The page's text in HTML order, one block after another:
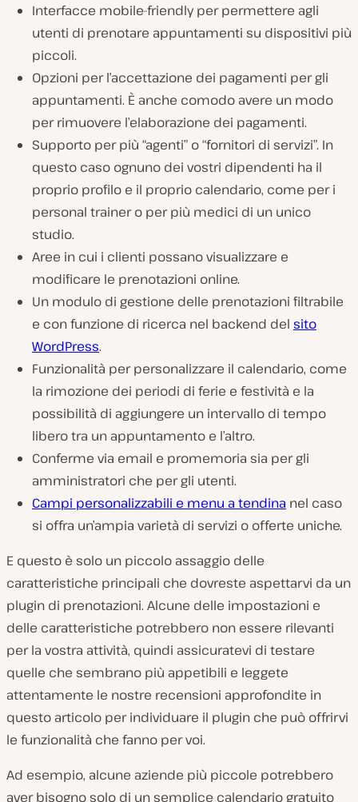
Interfacce mobile-friendly per permettere agli
utenti di prenotare appuntamenti su dispositivi più
piccoli.
Opzioni per l’accettazione dei pagamenti per gli
appuntamenti. È anche comodo avere un modo
per rimuovere l’elaborazione dei pagamenti.
Supporto per più “agenti” o “fornitori di servizi”. In
questo caso ognuno dei vostri dipendenti ha il
proprio profilo e il proprio calendario, come per i
personal trainer o per più medici di un unico
studio.
Aree in cui i clienti possano visualizzare e
modificare le prenotazioni online.
Un modulo di gestione delle prenotazioni filtrabile
e con funzione di ricerca nel backend del sito
WordPress.
Funzionalità per personalizzare il calendario, come
la rimozione dei periodi di ferie e festività e la
possibilità di aggiungere un intervallo di tempo
libero tra un appuntamento e l’altro.
Conferme via email e promemoria sia per gli
amministratori che per gli utenti.
Campi personalizzabili e menu a tendina nel caso
si offra un’ampia varietà di servizi o offerte uniche.
E questo è solo un piccolo assaggio delle
caratteristiche principali che dovreste aspettarvi da un
plugin di prenotazioni. Alcune delle impostazioni e
delle caratteristiche potrebbero non essere rilevanti
per la vostra attività, quindi assicuratevi di testare
quelle che sembrano più appetibili e leggete
attentamente le nostre recensioni approfondite in
questo articolo per individuare il plugin che può offrirvi
le funzionalità che fanno per voi.
Ad esempio, alcune aziende più piccole potrebbero
aver bisogno solo di un semplice calendario gratuito